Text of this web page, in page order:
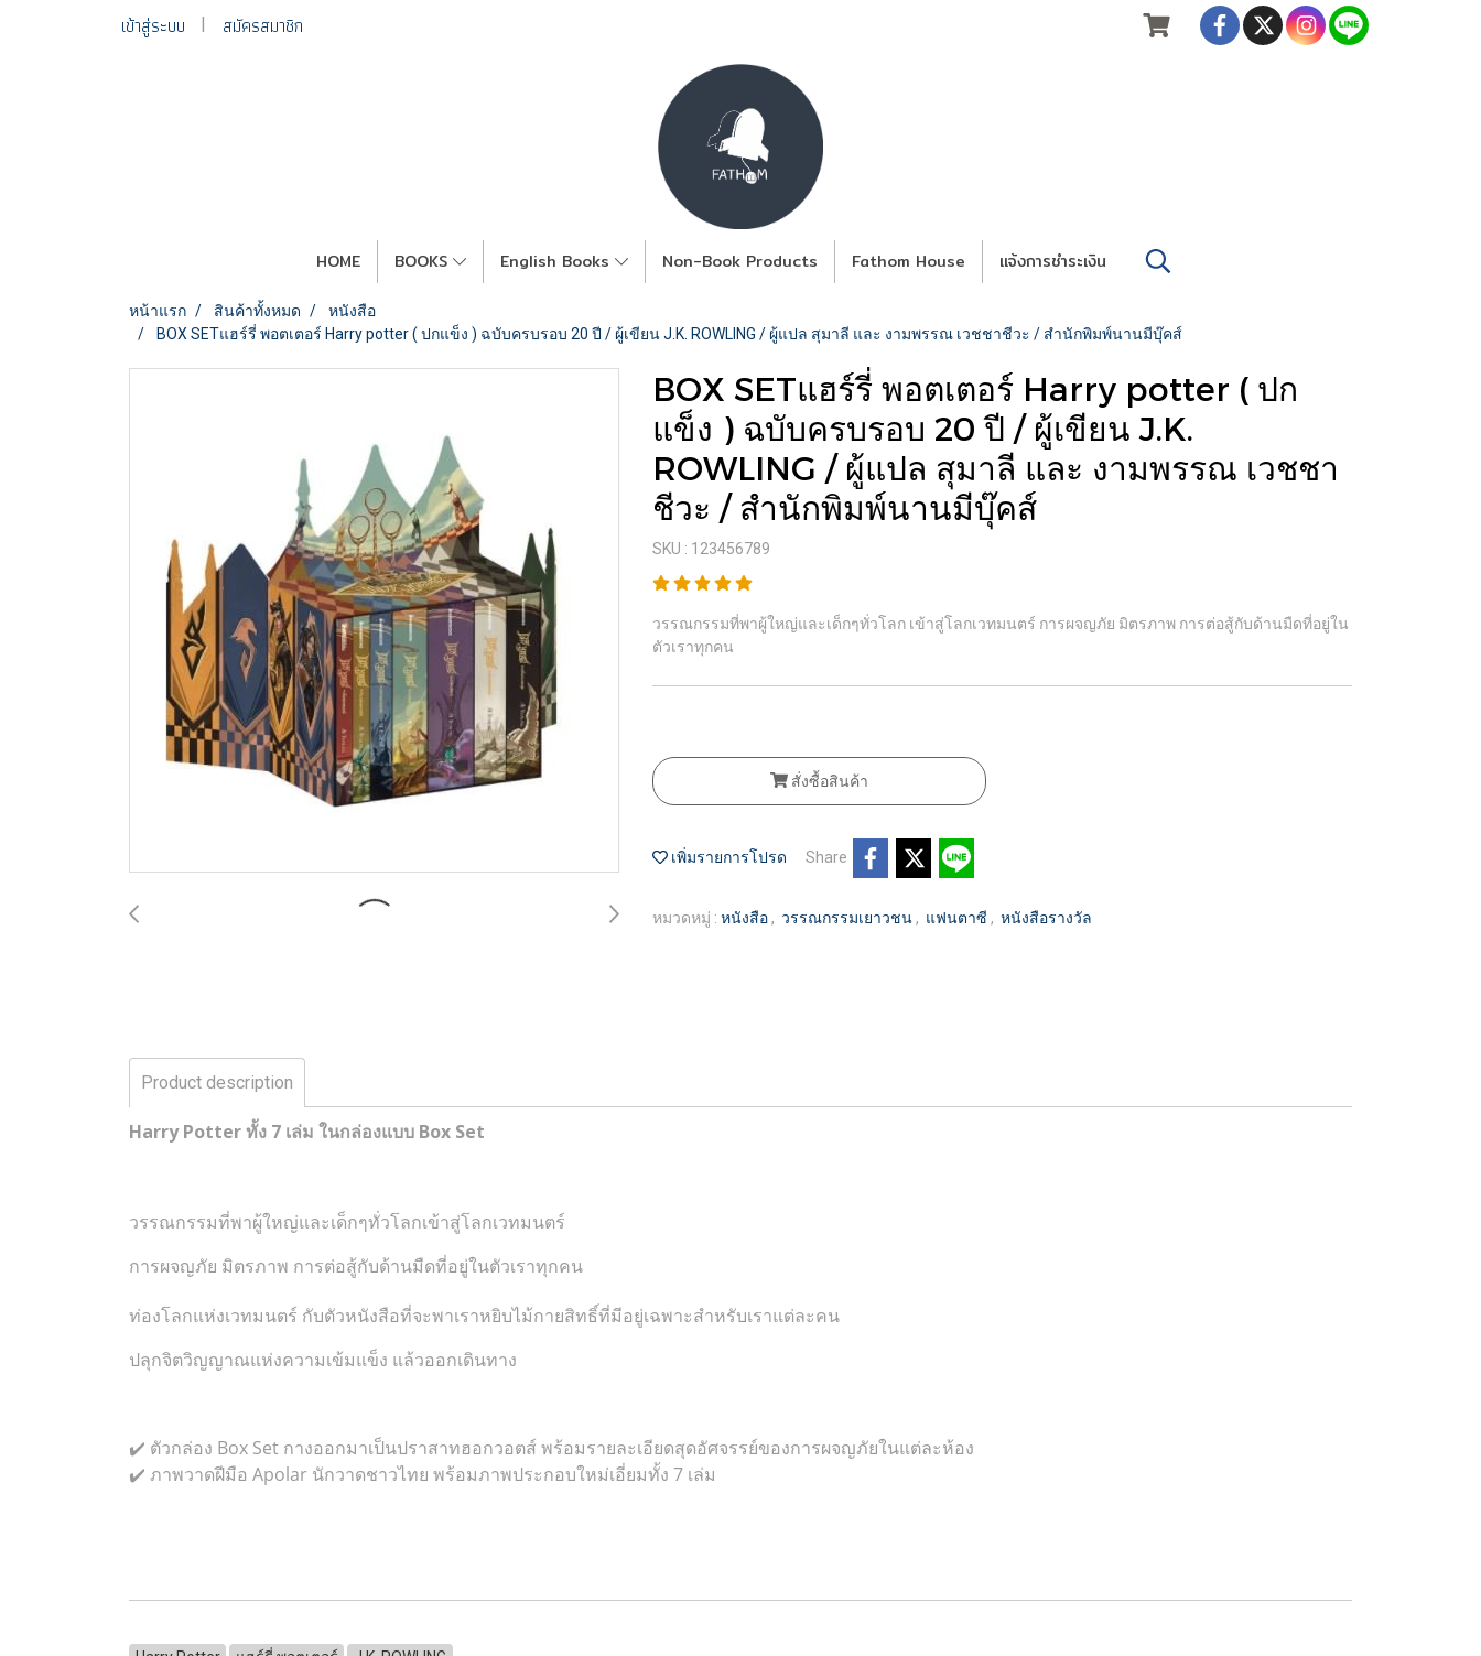
เข้าสู่ระบบ สมัครสมาชิก
HOME BOOKS English Books Non-Book Products Fathom House แจ้งการชำระเงิน
หน้าแรก สินค้าทั้งหมด
หนังสือ
BOX SETแฮร์รี่ พอตเตอร์ Harry potter ( ปกแข็ง ) ฉบับครบรอบ 20 ปี / ผู้เขียน J.K. ROWLING / ผู้แปล สุมาลี และ งามพรรณ เวชชาชีวะ / สำนักพิมพ์นานมีบุ๊คส์
BOX SETแฮร์รี่ พอตเตอร์ Harry potter ( ปก
แข็ง ) ฉบับครบรอบ 20 ปี / ผู้เขียน J.K.
ROWLING / ผู้แปล สุมาลี และ งามพรรณ เวชชา
ชีวะ / สำนักพิมพ์นานมีบุ๊คส์
SKU : 123456789
วรรณกรรมที่พาผู้ใหญ่และเด็กๆทั่วโลก เข้าสู่โลกเวทมนตร์ การผจญภัย มิตรภาพ การต่อสู้กับด้านมืดที่อยู่ใน
ตัวเราทุกคน
สั่งซื้อสินค้า
เพิ่มรายการโปรด Share
หมวดหมู่ : หนังสือ , วรรณกรรมเยาวชน , แฟนตาซี , หนังสือรางวัล
Product description
Harry Potter ทั้ง 7 เล่ม ในกล่องแบบ Box Set
วรรณกรรมที่พาผู้ใหญ่และเด็กๆทั่วโลกเข้าสู่โลกเวทมนตร์
การผจญภัย มิตรภาพ การต่อสู้กับด้านมืดที่อยู่ในตัวเราทุกคน
ท่องโลกแห่งเวทมนตร์ กับตัวหนังสือที่จะพาเราหยิบไม้กายสิทธิ์ที่มีอยู่เฉพาะสำหรับเราแต่ละคน
ปลุกจิตวิญญาณแห่งความเข้มแข็ง แล้วออกเดินทาง
✔️ ตัวกล่อง Box Set กางออกมาเป็นปราสาทฮอกวอตส์ พร้อมรายละเอียดสุดอัศจรรย์ของการผจญภัยในแต่ละห้อง
✔️ ภาพวาดฝีมือ Apolar นักวาดชาวไทย พร้อมภาพประกอบใหม่เอี่ยมทั้ง 7 เล่ม